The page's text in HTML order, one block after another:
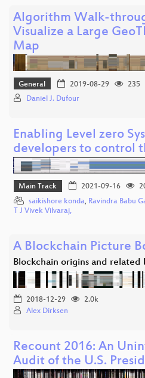
Algorithm Walk-
Visualize a Large
Map
General 2019-08-29
235
Daniel J. Dufour
Enabling Level zero
developers to control
Main Track 2021-09-16
saikishore konda, Ravindra Babu
T J Vivek Vilvaraj,
A Blockchain Picture
Blockchain origins and
2018-12-29
2.0k
Alex Dirksen
Recount 2016: An
Audit of the U.S.